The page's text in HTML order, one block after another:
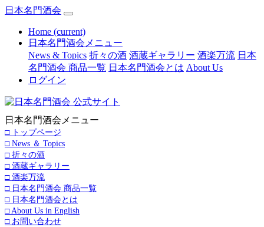
日本名門酒会
Home (current)
日本名門酒会メニュー
News & Topics 折々の酒 酒蔵ギャラリー 酒楽万流 日本
名門酒会 商品一覧 日本名門酒会とは About Us
ログイン
日本名門酒会メニュー
□ トップページ
□ News ＆ Topics
□ 折々の酒
□ 酒蔵ギャラリー
□ 酒楽万流
□ 日本名門酒会 商品一覧
□ 日本名門酒会とは
□ About Us in English
□ お問い合わせ